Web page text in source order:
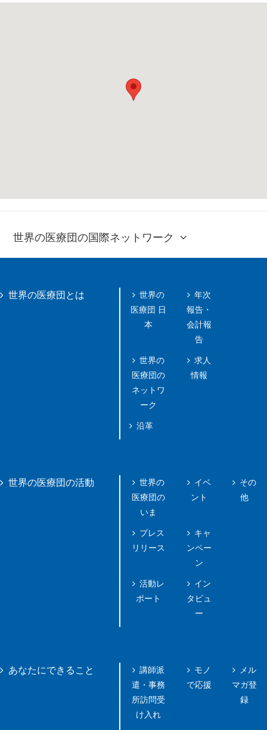
世界の医療団の国際ネットワーク
世界の医療団とは
世界の
医療団 日
本
世界の
医療団の
ネットワ
ーク
沿革
年次
報告・
会計報
告
求人
情報
世界の医療団の活動
世界の
医療団の
いま
プレス
リリース
活動レ
ポート
イベ
ント
キャ
ンペー
ン
イン
タビュ
ー
その
他
あなたにできること
講師派
遣・事務
所訪問受
け入れ
モノ
で応援
メル
マガ登
録